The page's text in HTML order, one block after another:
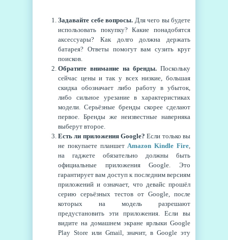
Задавайте себе вопросы. Для чего вы будете
использовать покупку? Какие понадобятся
аксессуары? Как долго должна держать
батарея? Ответы помогут вам сузить круг
поисков.
Обратите внимание на бренды. Поскольку
сейчас цены и так у всех низкие, большая
скидка обозначает либо работу в убыток,
либо сильное урезание в характеристиках
модели. Серьёзные бренды скорее сделают
первое. Бренды же неизвестные наверняка
выберут второе.
Есть ли приложения Google? Если только вы
не покупаете планшетAmazon Kindle Fire,
на гаджете обязательно должны быть
официальные приложения Google. Это
гарантирует вам доступ к последним версиям
приложений и означает, что девайс прошёл
серию серьёзных тестов от Google, после
которых на модель разрешают
предустановить эти приложения. Если вы
видите на домашнем экране ярлыки Google
Play Store или Gmail, значит, в Google эту